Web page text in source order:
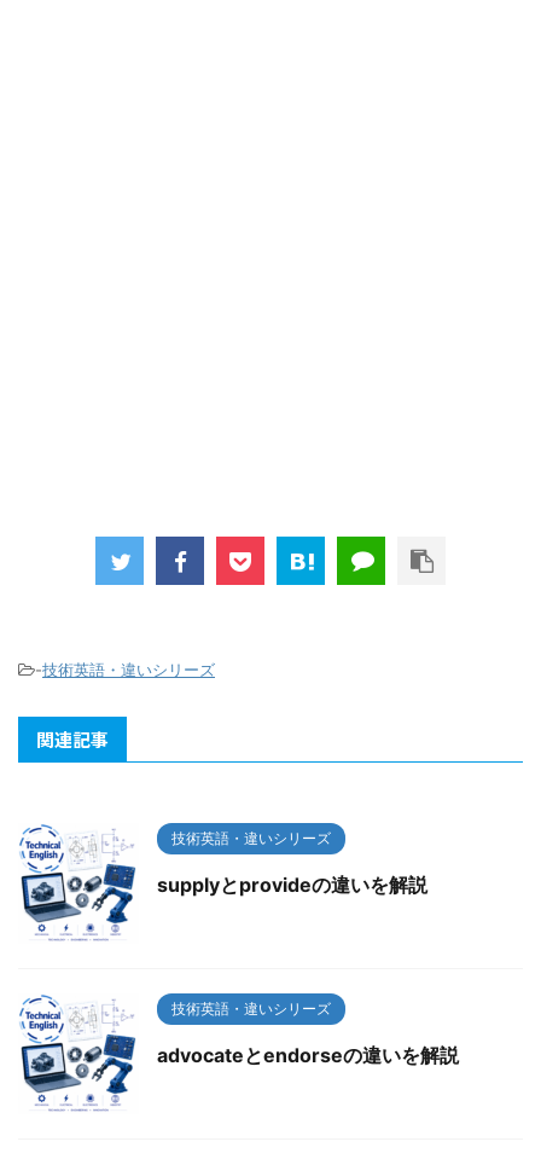
-技術英語・違いシリーズ
関連記事
技術英語・違いシリーズ
supplyとprovideの違いを解説
技術英語・違いシリーズ
advocateとendorseの違いを解説